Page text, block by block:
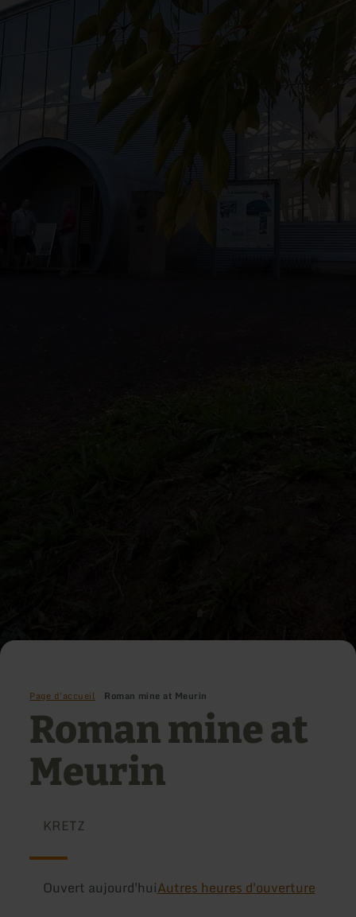
Page d'accueil Roman mine at Meurin
Roman mine at
Meurin
KRETZ
Ouvert aujourd'huiAutres heures d'ouverture